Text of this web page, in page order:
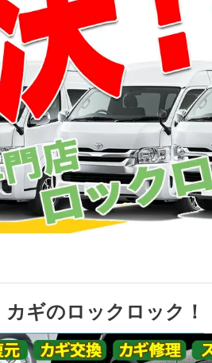
ギのロックロック！